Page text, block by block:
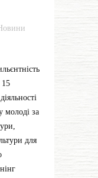
молоді за
для